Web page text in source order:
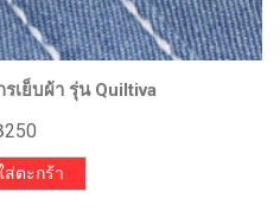
เย็บผ้า รุ่น Quiltiva
250
ส่ตะกร้า